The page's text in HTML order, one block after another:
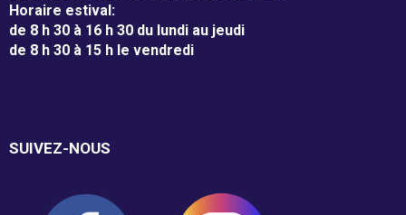
Guignolée
Loto-Guignolée
Horaire estival:
de 8 h 30 à 16 h 30 du lundi au jeudi
de 8 h 30 à 15 h le vendredi
SUIVEZ-NOUS